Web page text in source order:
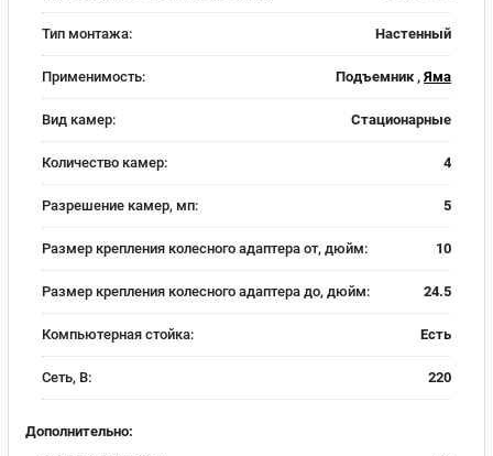
Тип монтажа: Настенный
Применимость: Подъемник , Яма
Вид камер: Стационарные
Количество камер: 4
Разрешение камер, мп: 5
Размер крепления колесного адаптера от, дюйм: 10
Размер крепления колесного адаптера до, дюйм: 24.5
Компьютерная стойка: Есть
Сеть, В: 220
Дополнительно: